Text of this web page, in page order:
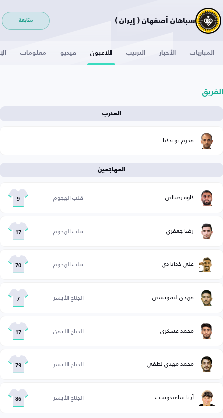
سباهان أصفهان ( إيران ) متابعة
المباريات الأخبار الترتيب اللاعبون فيديو معلومات
الفريق
المدرب
محرم نویدکیا
المهاجمين
كاوه رضائي قلب الهجوم 9
رضا جعفري قلب الهجوم 17
علي خدادادي قلب الهجوم 70
مهدي ليموتشي الجناح الأيسر 7
محمد عسكري الجناح الأيمن 17
محمد مهدي لطفي الجناح الأيسر 79
آريا شافيدوست الجناح الأيسر 86